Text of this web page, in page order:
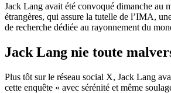
Jack Lang avait été convoqué dimanche au
étrangères, qui assure la tutelle de l’IMA,
de recherche dédiée au rayonnement du
Jack Lang nie toute
Plus tôt sur le réseau social X, Jack Lang
cette enquête « avec sérénité et même